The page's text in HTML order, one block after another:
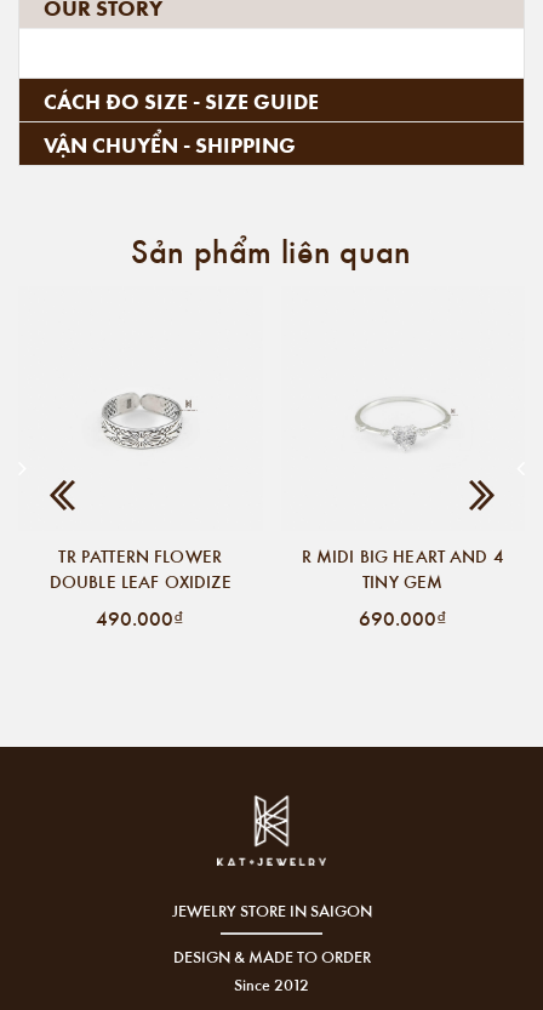
OUR STORY
CÁCH ĐO SIZE - SIZE GUIDE
VẬN CHUYỂN - SHIPPING
Sản phẩm liên quan
TR PATTERN FLOWER
DOUBLE LEAF OXIDIZE
490.000₫
R MIDI BIG HEART AND 4
TINY GEM
690.000₫
JEWELRY STORE IN SAIGON
DESIGN & MADE TO ORDER
Since 2012